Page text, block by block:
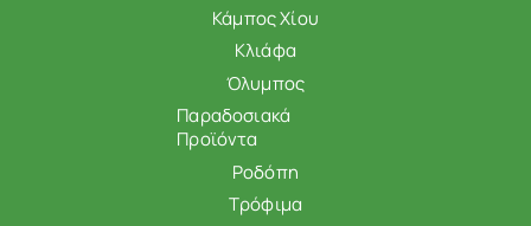
Κάμπος Χίου
Κλιάφα
Όλυμπος
Παραδοσιακά
Προϊόντα
Ροδόπη
Τρόφιμα